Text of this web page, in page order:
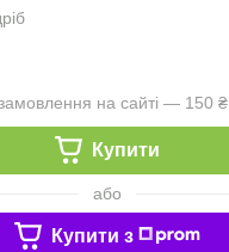
на сайті — 150 ₴
Купити
або
Купити з